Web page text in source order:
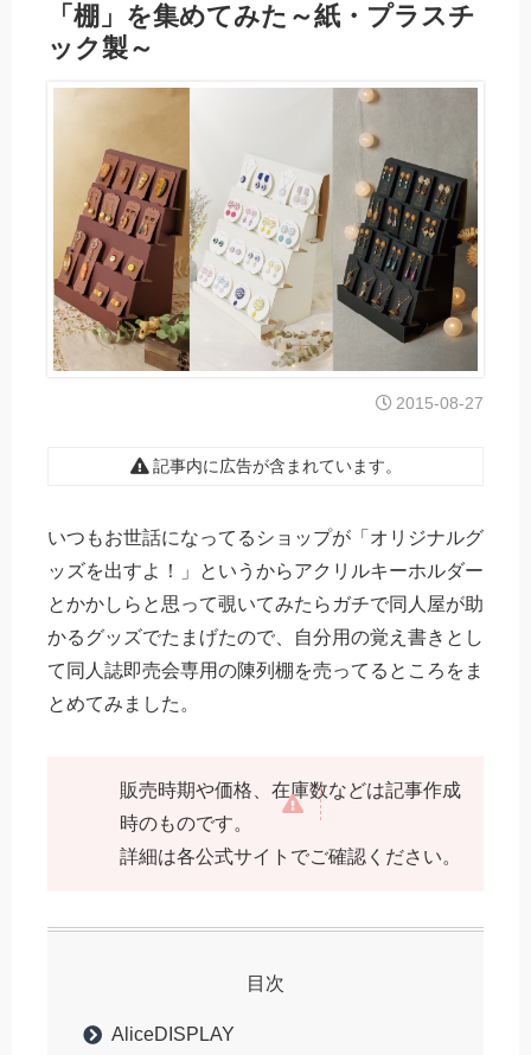
「棚」を集めてみた～紙・プラスチ
ック製～
2015-08-27
記事内に広告が含まれています。
いつもお世話になってるショップが「オリジナルグ
ッズを出すよ！」というからアクリルキーホルダー
とかかしらと思って覗いてみたらガチで同人屋が助
かるグッズでたまげたので、自分用の覚え書きとし
て同人誌即売会専用の陳列棚を売ってるところをま
とめてみました。
販売時期や価格、在庫数などは記事作成
時のものです。
詳細は各公式サイトでご確認ください。
目次
AliceDISPLAY